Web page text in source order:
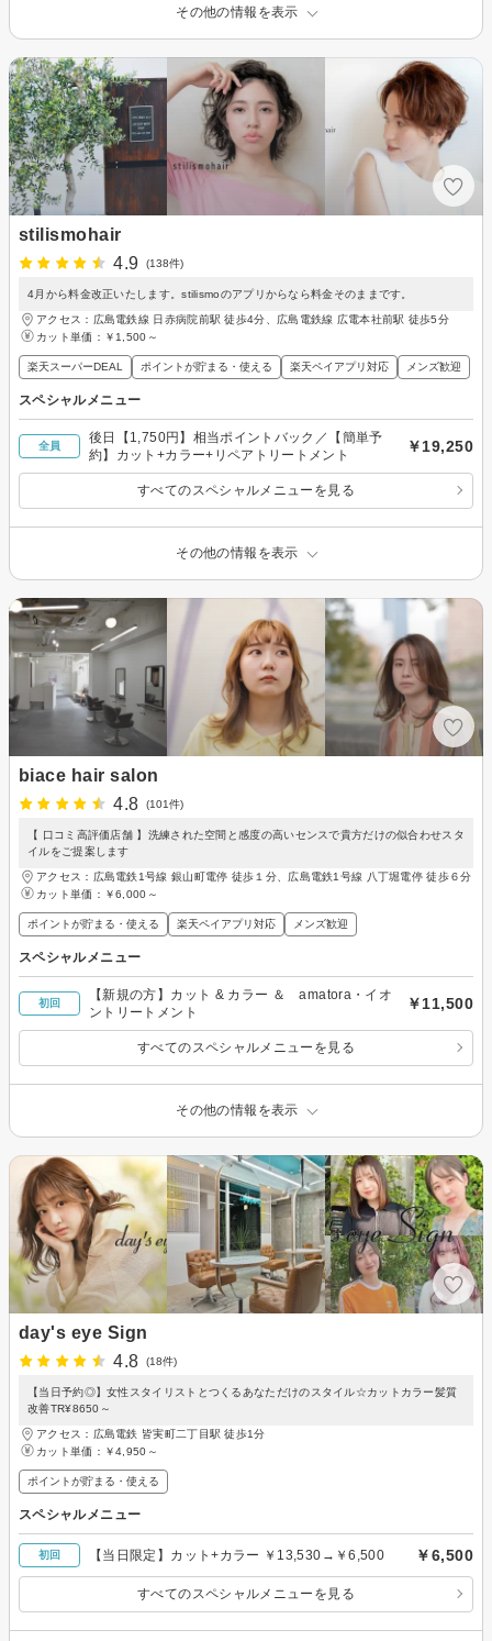
その他の情報を表示
stilismohair
4.9
(138件)
4月から料金改正いたします。stilismoのアプリからなら料金そのままです。
アクセス：広島電鉄線 日赤病院前駅 徒歩4分、広島電鉄線 広電本社前駅 徒歩5分
カット単価： ￥1,500～
楽天スーパーDEAL ポイントが貯まる・使える 楽天ペイアプリ対応 メンズ歓迎
スペシャルメニュー
全員
後日【1,750円】相当ポイントバック／【簡単予
約】カット+カラー+リペアトリートメント
￥19,250
すべてのスペシャルメニューを見る
その他の情報を表示
biace hair salon
4.8
(101件)
【 口コミ高評価店舗 】洗練された空間と感度の高いセンスで貴方だけの似合わせスタ
イルをご提案します
アクセス：広島電鉄1号線 銀山町電停 徒歩１分、広島電鉄1号線 八丁堀電停 徒歩６分
カット単価： ￥6,000～
ポイントが貯まる・使える 楽天ペイアプリ対応 メンズ歓迎
スペシャルメニュー
初回
【新規の方】カット & カラー ＆ amatora・イオ
ントリートメント
￥11,500
すべてのスペシャルメニューを見る
その他の情報を表示
day's eye Sign
4.8
(18件)
【当日予約◎】女性スタイリストとつくるあなただけのスタイル☆カットカラー髪質
改善TR¥8650～
アクセス：広島電鉄 皆実町二丁目駅 徒歩1分
カット単価： ￥4,950～
ポイントが貯まる・使える
スペシャルメニュー
初回 【当日限定】カット+カラー ￥13,530→￥6,500 ￥6,500
すべてのスペシャルメニューを見る